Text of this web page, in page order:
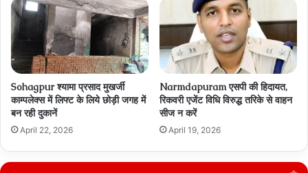
Sohagpur श्यामा प्रसाद मुखर्जी
काम्पलेक्स में लिफ्ट के लिये छोड़ी जगह में
बन रही दुकानें
April 22, 2026
Narmdapuram एसपी की हिदायत,
रिकवरी एजेंट विधि विरुद्ध तरिके से वाहन
सीज न करें
April 19, 2026